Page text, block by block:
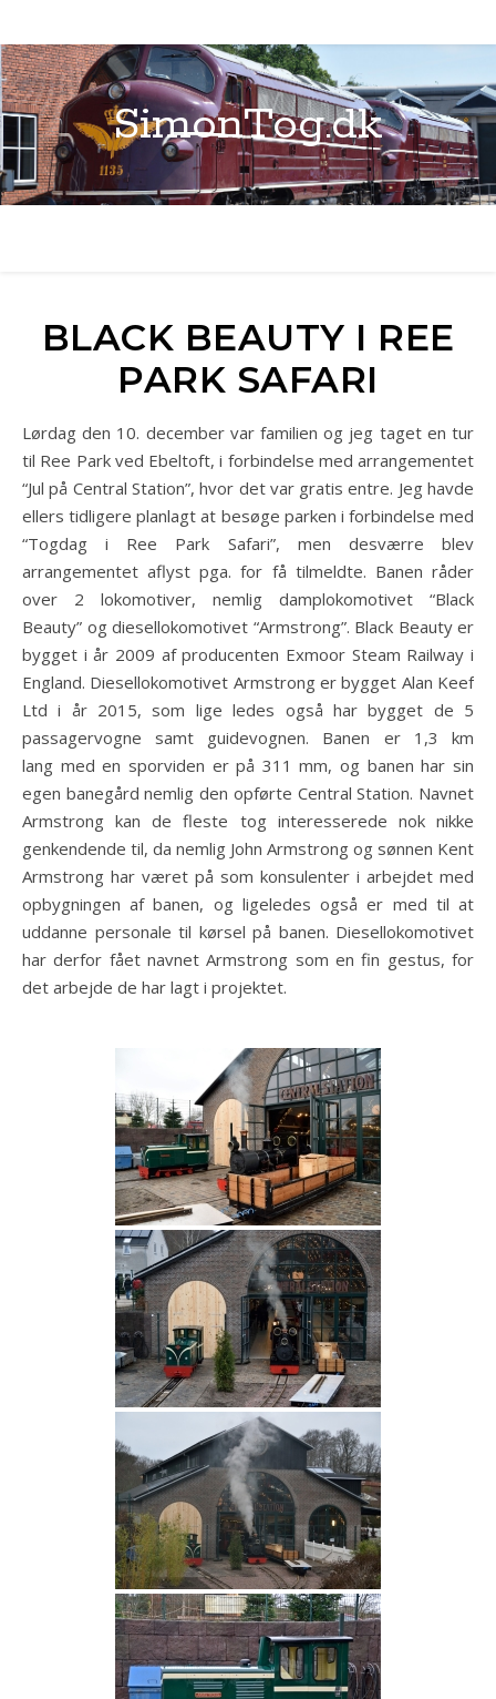
SimonTog.dk
BLACK BEAUTY I REE
PARK SAFARI
Lørdag den 10. december var familien og jeg taget en tur
til Ree Park ved Ebeltoft, i forbindelse med arrangementet
“Jul på Central Station”, hvor det var gratis entre. Jeg havde
ellers tidligere planlagt at besøge parken i forbindelse med
“Togdag i Ree Park Safari”, men desværre blev
arrangementet aflyst pga. for få tilmeldte. Banen råder
over 2 lokomotiver, nemlig damplokomotivet “Black
Beauty” og diesellokomotivet “Armstrong”. Black Beauty er
bygget i år 2009 af producenten Exmoor Steam Railway i
England. Diesellokomotivet Armstrong er bygget Alan Keef
Ltd i år 2015, som lige ledes også har bygget de 5
passagervogne samt guidevognen. Banen er 1,3 km
lang med en sporviden er på 311 mm, og banen har sin
egen banegård nemlig den opførte Central Station. Navnet
Armstrong kan de fleste tog interesserede nok nikke
genkendende til, da nemlig John Armstrong og sønnen Kent
Armstrong har været på som konsulenter i arbejdet med
opbygningen af banen, og ligeledes også er med til at
uddanne personale til kørsel på banen. Diesellokomotivet
har derfor fået navnet Armstrong som en fin gestus, for
det arbejde de har lagt i projektet.